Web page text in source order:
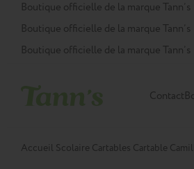
Panneau de gestion des cookies
Boutique officielle de la marque Tann’s
Boutique officielle de la marque Tann’s
Boutique officielle de la marque Tann’s
Contact
Accueil Scolaire Cartables Cartable